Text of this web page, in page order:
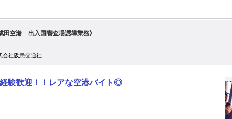
中!! 国際物流の専門知識を一から学び 貿易事務のスペシャリストとして 第一
ることが可能です。 ::::::: ＜グローバルに活躍！＞ ::::::: 島国の日本にと
走路を増設するなど、 今後ますますニーズの高まる仕事です。 航空業界に興
働ける環境＞ ::::::: ■日勤＆週休2日制 24時間勤務の空港業務もあります
当社の貿易事務の仕事は 日勤がほとんどで生活リズムも安定！ 夏季休暇や年
共済会、 社内表彰制度など様々な制度で長く 働ける環境づくりをしていま
よび借り上げ寮）が あ
メリハリのある日々を送り、 あなた自身の人生も充実させてください。
田空港 出入国審査場誘導業務》
会社阪急交通社
験歓迎！！レアな空港バイト◎